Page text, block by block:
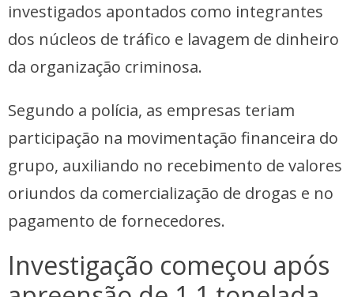
investigados apontados como integrantes
dos núcleos de tráfico e lavagem de dinheiro
da organização criminosa.
Segundo a polícia, as empresas teriam
participação na movimentação financeira do
grupo, auxiliando no recebimento de valores
oriundos da comercialização de drogas e no
pagamento de fornecedores.
Investigação começou após